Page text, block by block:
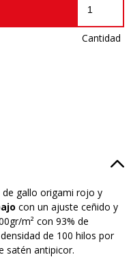
Cantidad
gallo origami rojo y
con un ajuste ceñido y
m² con 93% de
de 100 hilos por
satén antipicor.